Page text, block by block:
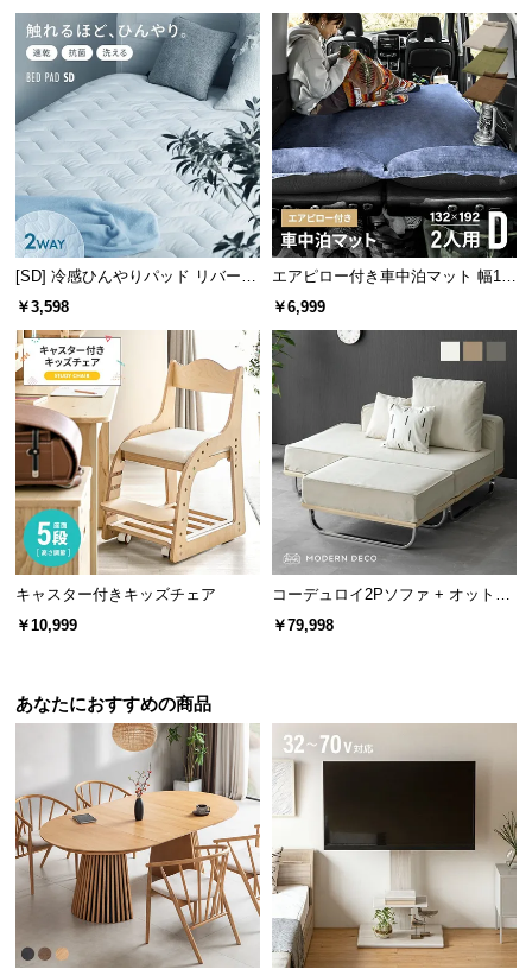
ト
お
知
ら
業
情
o.,
清潔に使用していただけるように、ニオイを抑える
抗菌防臭加工が施されています。
安心安全なエコテックス®認証取得
繊維製品の国際的な安全基準、エコテックス®スタン
ダード100を取得。350種類以上の有害化学物質試験
等をクリアしているため、安心安全です。
[SD] 冷感ひんやりパッド リバーシ
ブル 速乾 抗菌 洗える
￥3,598
エアピロー付き車中泊マット 幅13
2cm
￥6,999
キャスター付きキッズチェア
￥10,999
コーデュロイ2Pソファ + オットマ
ン
￥79,998
あなたにおすすめの商品